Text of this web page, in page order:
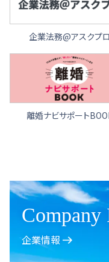
企業法務@アスクプロ
離婚ナビサポート
Company
企業情報